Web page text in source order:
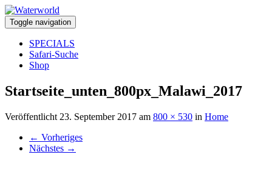
Toggle navigation
SPECIALS
Safari-Suche
Shop
Startseite_unten_800px_Malawi_2017
Veröffentlicht 23. September 2017 am 800 × 530 in Home
← Vorheriges
Nächstes →